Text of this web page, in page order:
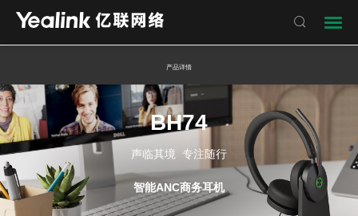

产品详情
BH74
声临其境 专注随行
智能ANC商务耳机